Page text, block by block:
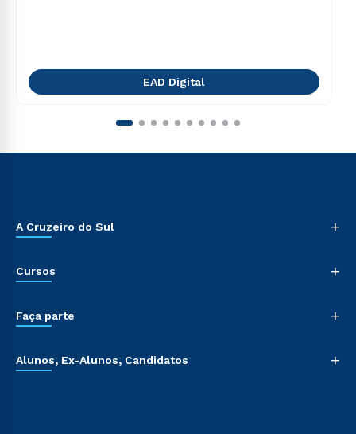
EAD Digital
A Cruzeiro do Sul +
Cursos +
Faça parte +
Alunos, Ex-Alunos, Candidatos +